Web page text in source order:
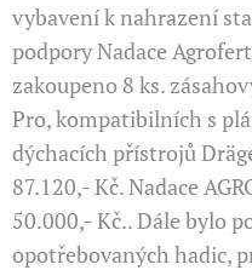
vybavení k nahrazení
podpory Nadace
zakoupeno 8 ks.
Pro, kompatibilních s
dýchacích přístrojů
87.120,- Kč. Nadace
50.000,- Kč.. Dále bylo
opotřebovaných hadic,